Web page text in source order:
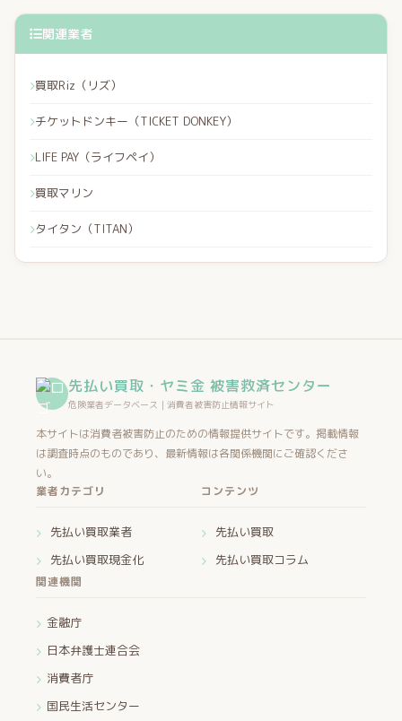
関連業者
買取Riz（リズ）
チケットドンキー（TICKET DONKEY）
LIFE PAY（ライフペイ）
買取マリン
タイタン（TITAN）
先払い買取・ヤミ金 被害救済センター
危険業者データベース｜消費者被害防止情報サイト
本サイトは消費者被害防止のための情報提供サイトです。掲載情報
は調査時点のものであり、最新情報は各関係機関にご確認くださ
い。
業者カテゴリ
先払い買取業者
先払い買取現金化
コンテンツ
先払い買取
先払い買取コラム
関連機関
金融庁
日本弁護士連合会
消費者庁
国民生活センター